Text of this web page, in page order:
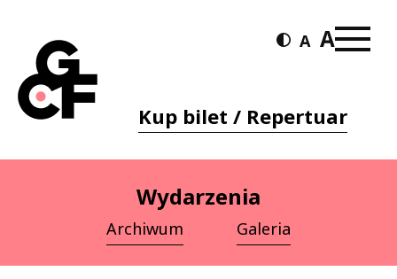
Kup bilet / Repertuar
Wydarzenia
Archiwum Galeria